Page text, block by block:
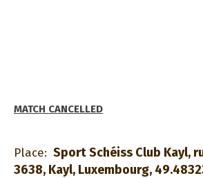
MATCH CANCELLED
Place: Sport Schéiss Club Kayl,
3638, Kayl, Luxembourg,